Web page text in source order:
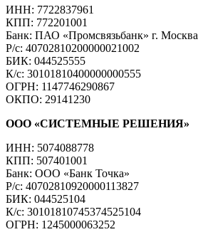
ИНН: 7722837961
КПП: 772201001
Банк: ПАО «Промсвязьбанк» г. Москва
Р/с: 40702810200000021002
БИК: 044525555
К/с: 30101810400000000555
ОГРН: 1147746290867
ОКПО: 29141230
ООО «СИСТЕМНЫЕ РЕШЕНИЯ»
ИНН: 5074088778
КПП: 507401001
Банк: ООО «Банк Точка»
Р/с: 40702810920000113827
БИК: 044525104
К/с: 30101810745374525104
ОГРН: 1245000063252